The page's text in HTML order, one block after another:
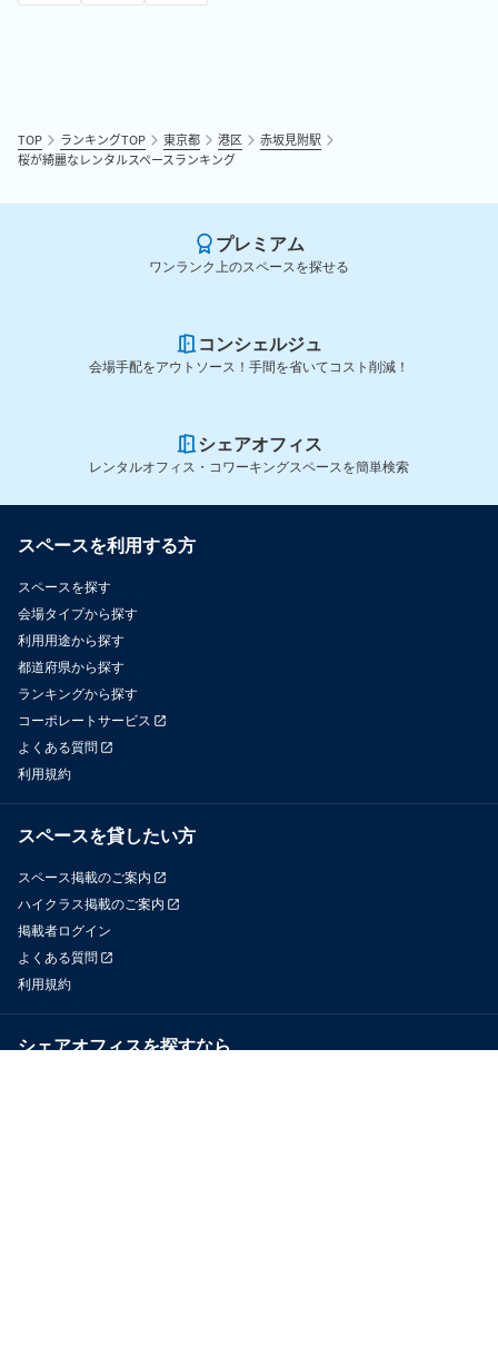
TOP ランキングTOP 東京都 港区
赤坂見附駅
桜が綺麗なレンタルスペースランキング
プレミアム
ワンランク上のスペースを探せる
コンシェルジュ
会場手配をアウトソース！手間を省いてコスト削減！
シェアオフィス
レンタルオフィス・コワーキングスペースを簡単検索
スペースを利用する方
スペースを探す
会場タイプから探す
利用用途から探す
都道府県から探す
ランキングから探す
コーポレートサービス
よくある質問
利用規約
スペースを貸したい方
スペース掲載のご案内
ハイクラス掲載のご案内
掲載者ログイン
よくある質問
利用規約
シェアオフィスを探すなら